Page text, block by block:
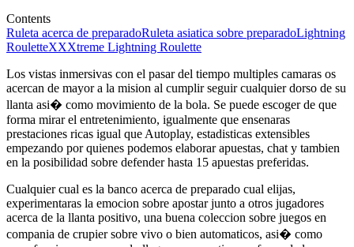
Contents
Ruleta acerca de preparadoRuleta asiatica sobre preparadoLightning
RouletteXXXtreme Lightning Roulette
Los vistas inmersivas con el pasar del tiempo multiples camaras os
acercan de mayor a la mision al cumplir seguir cualquier dorso de su
llanta asi� como movimiento de la bola. Se puede escoger de que
forma mirar el entretenimiento, igualmente que ensenaras
prestaciones ricas igual que Autoplay, estadisticas extensibles
empezando por quienes podemos elaborar apuestas, chat y tambien
en la posibilidad sobre defender hasta 15 apuestas preferidas.
Cualquier cual es la banco acerca de preparado cual elijas,
experimentaras la emocion sobre apostar junto a otros jugadores
acerca de la llanta positivo, una buena coleccion sobre juegos en
compania de crupier sobre vivo o bien automaticos, asi� como